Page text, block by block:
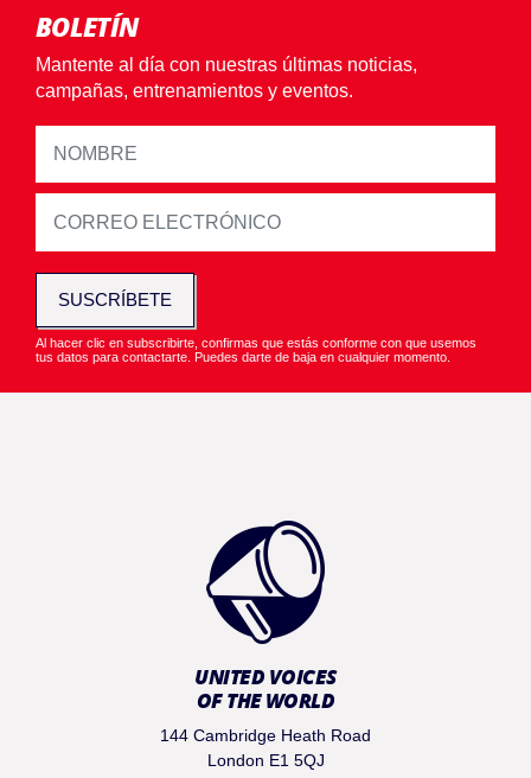
BOLETÍN
Mantente al día con nuestras últimas noticias,
campañas, entrenamientos y eventos.
SUSCRÍBETE
Al hacer clic en subscribirte, confirmas que estás conforme con que usemos
tus datos para contactarte. Puedes darte de baja en cualquier momento.
UNITED VOICES
OF THE WORLD
144 Cambridge Heath Road
London E1 5QJ